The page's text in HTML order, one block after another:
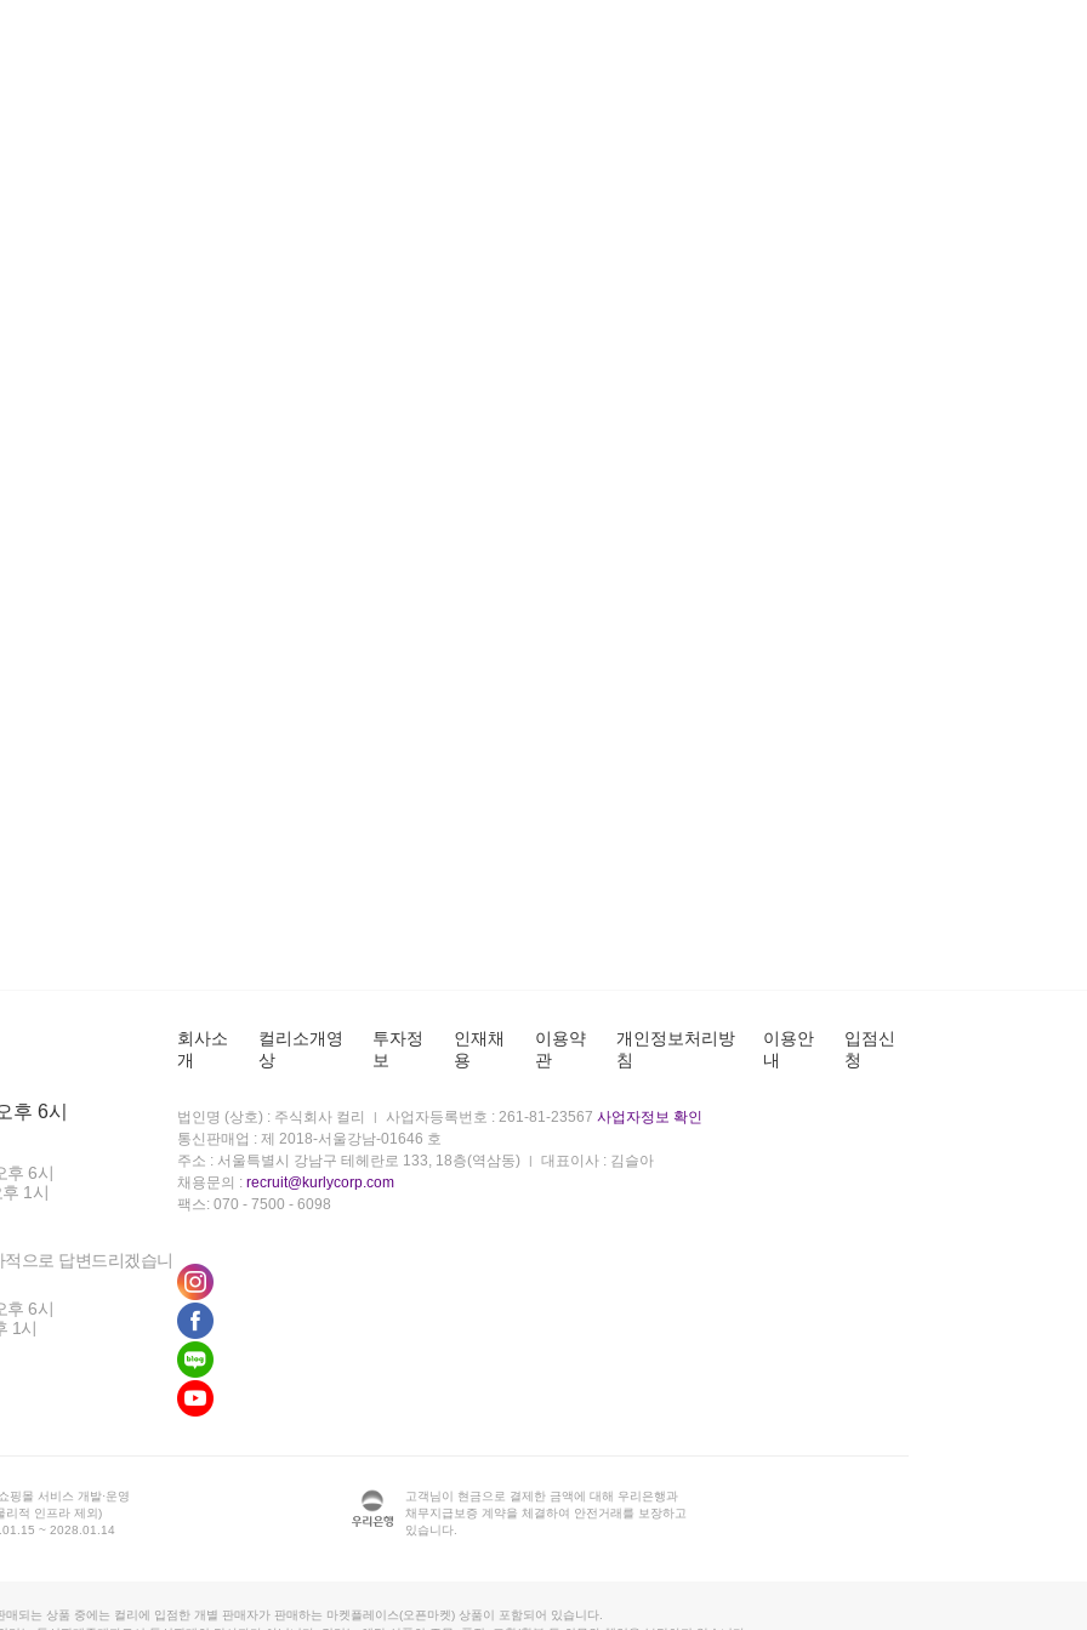
후 6시
후 6시
1시
으로 답변드리겠습니
후 6시
1시
회사소
개
컬리소개영
상
투자정
보
인재채
용
이용약
관
개인정보처리방
침
이용안
내
입점신
청
법인명 (상호) : 주식회사 컬리 사업자등록번호 : 261-81-23567 사업자정보 확인
통신판매업 : 제 2018-서울강남-01646 호
주소 : 서울특별시 강남구 테헤란로 133, 18층(역삼동)
대표이사 : 김슬아
채용문의 : recruit@kurlycorp.com
팩스: 070 - 7500 - 6098
핑몰 서비스 개발·운영
리적 인프라 제외)
~ 2028.01.14
고객님이 현금으로 결제한 금액에 대해 우리은행과
채무지급보증 계약을 체결하여 안전거래를 보장하고
있습니다.
매되는 상품 중에는 컬리에 입점한 개별 판매자가 판매하는 마켓플레이스(오픈마켓) 상품이 포함되어 있습니다.